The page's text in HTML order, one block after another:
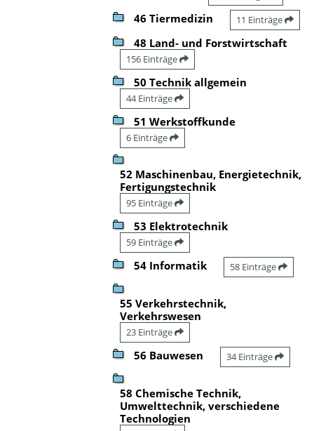
46 Tiermedizin 11 Einträge
48 Land- und Forstwirtschaft
156 Einträge
50 Technik allgemein
44 Einträge
51 Werkstoffkunde
6 Einträge
52 Maschinenbau, Energietechnik,
Fertigungstechnik
95 Einträge
53 Elektrotechnik
59 Einträge
54 Informatik 58 Einträge
55 Verkehrstechnik,
Verkehrswesen
23 Einträge
56 Bauwesen 34 Einträge
58 Chemische Technik,
Umwelttechnik, verschiedene
Technologien